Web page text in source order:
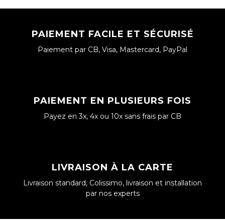
PAIEMENT FACILE ET SÉCURISÉ
Paiement par CB, Visa, Mastercard, PayPal
PAIEMENT EN PLUSIEURS FOIS
Payez en 3x, 4x ou 10x sans frais par CB
LIVRAISON À LA CARTE
Livraison standard, Colissimo, livraison et installation
par nos experts